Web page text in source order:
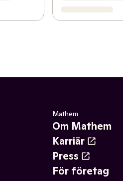
Mathem
Om Mathem
Karriär
Press
För företag